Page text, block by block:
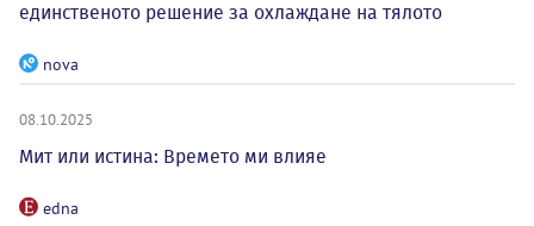
единственото решение за охлаждане на тялото
nova
08.10.2025
Мит или истина: Времето ми влияе
edna